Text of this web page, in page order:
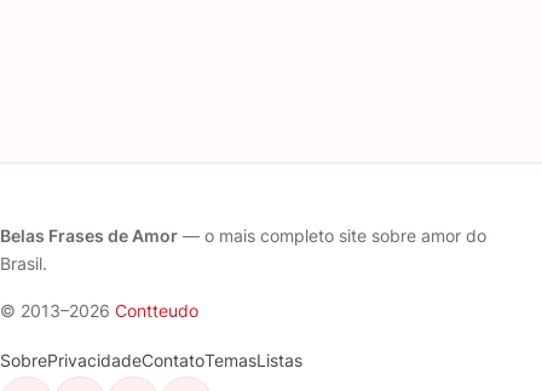
Belas Frases de Amor — o mais completo site sobre amor do
Brasil.
© 2013–2026 Contteudo
SobrePrivacidadeContatoTemasListas